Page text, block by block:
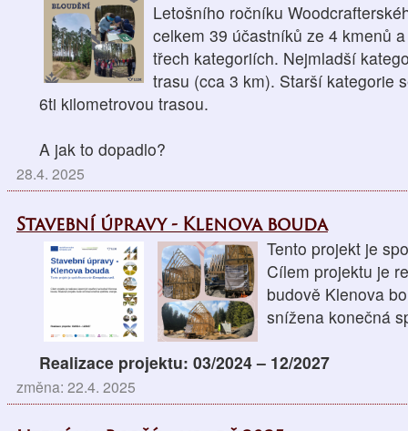
Letošního ročníku
celkem 39 účastníků ze 4 kmenů
třech kategoriích. Nejmladší
trasu (cca 3 km). Starší kategorie
6ti kilometrovou trasou.
A jak to dopadlo?
28.4. 2025
Stavební úpravy - Klenova bouda
Tento projekt je
Cílem projektu je
budově Klenova
snížena konečná
Realizace projektu: 03/2024 – 12/2027
změna: 22.4. 2025